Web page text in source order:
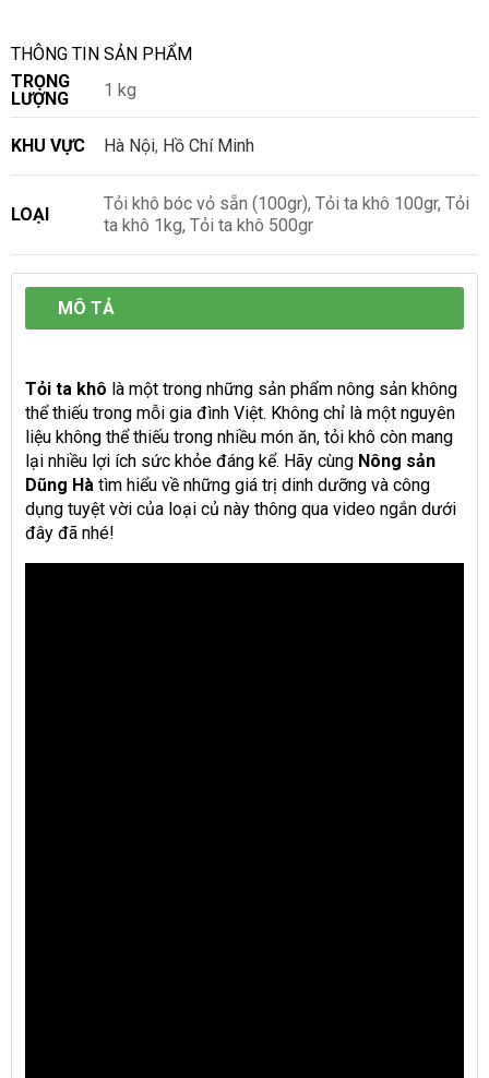
THÔNG TIN SẢN PHẨM
TRỌNG
LƯỢNG
1 kg
KHU VỰC Hà Nội, Hồ Chí Minh
LOẠI
Tỏi khô bóc vỏ sẵn (100gr), Tỏi ta khô 100gr, Tỏi
ta khô 1kg, Tỏi ta khô 500gr
MÔ TẢ
Tỏi ta khô là một trong những sản phẩm nông sản không
thể thiếu trong mỗi gia đình Việt. Không chỉ là một nguyên
liệu không thể thiếu trong nhiều món ăn, tỏi khô còn mang
lại nhiều lợi ích sức khỏe đáng kể. Hãy cùng Nông sản
Dũng Hà tìm hiểu về những giá trị dinh dưỡng và công
dụng tuyệt vời của loại củ này thông qua video ngắn dưới
đây đã nhé!